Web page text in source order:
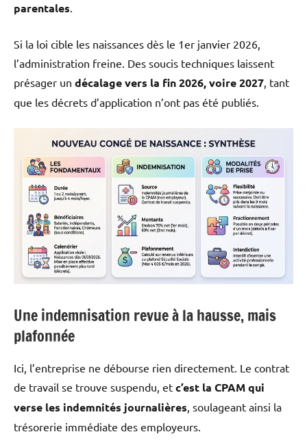
parentales.
Si la loi cible les naissances dès le 1er janvier 2026,
l’administration freine. Des soucis techniques laissent
présager un décalage vers la fin 2026, voire 2027, tant
que les décrets d’application n’ont pas été publiés.
Une indemnisation revue à la hausse, mais
plafonnée
Ici, l’entreprise ne débourse rien directement. Le contrat
de travail se trouve suspendu, et c’est la CPAM qui
verse les indemnités journalières , soulageant ainsi la
trésorerie immédiate des employeurs.